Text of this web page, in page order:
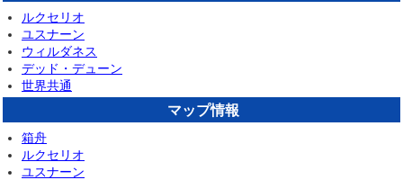
ルクセリオ
ユスナーン
ウィルダネス
デッド・デューン
世界共通
マップ情報
箱舟
ルクセリオ
ユスナーン